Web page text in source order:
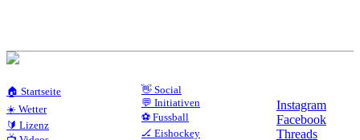
🏠 Startseite
☀️ Wetter
🔰 Lizenz
👋 Social
💬 Initiativen
⚽ Fussball
🏒 Eishockey
Instagram
Facebook
Threads